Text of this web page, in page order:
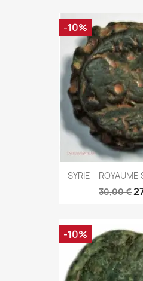
SYRIE – ROYAUME
30,00 €
-10%
-10%